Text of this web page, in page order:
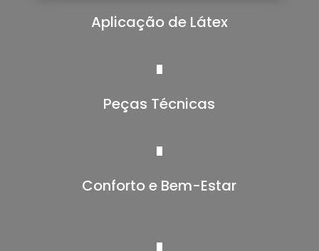
Aplicação de Látex
Peças Técnicas
Conforto e Bem-Estar